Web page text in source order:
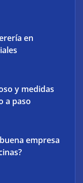
en
y medidas
a paso
empresa